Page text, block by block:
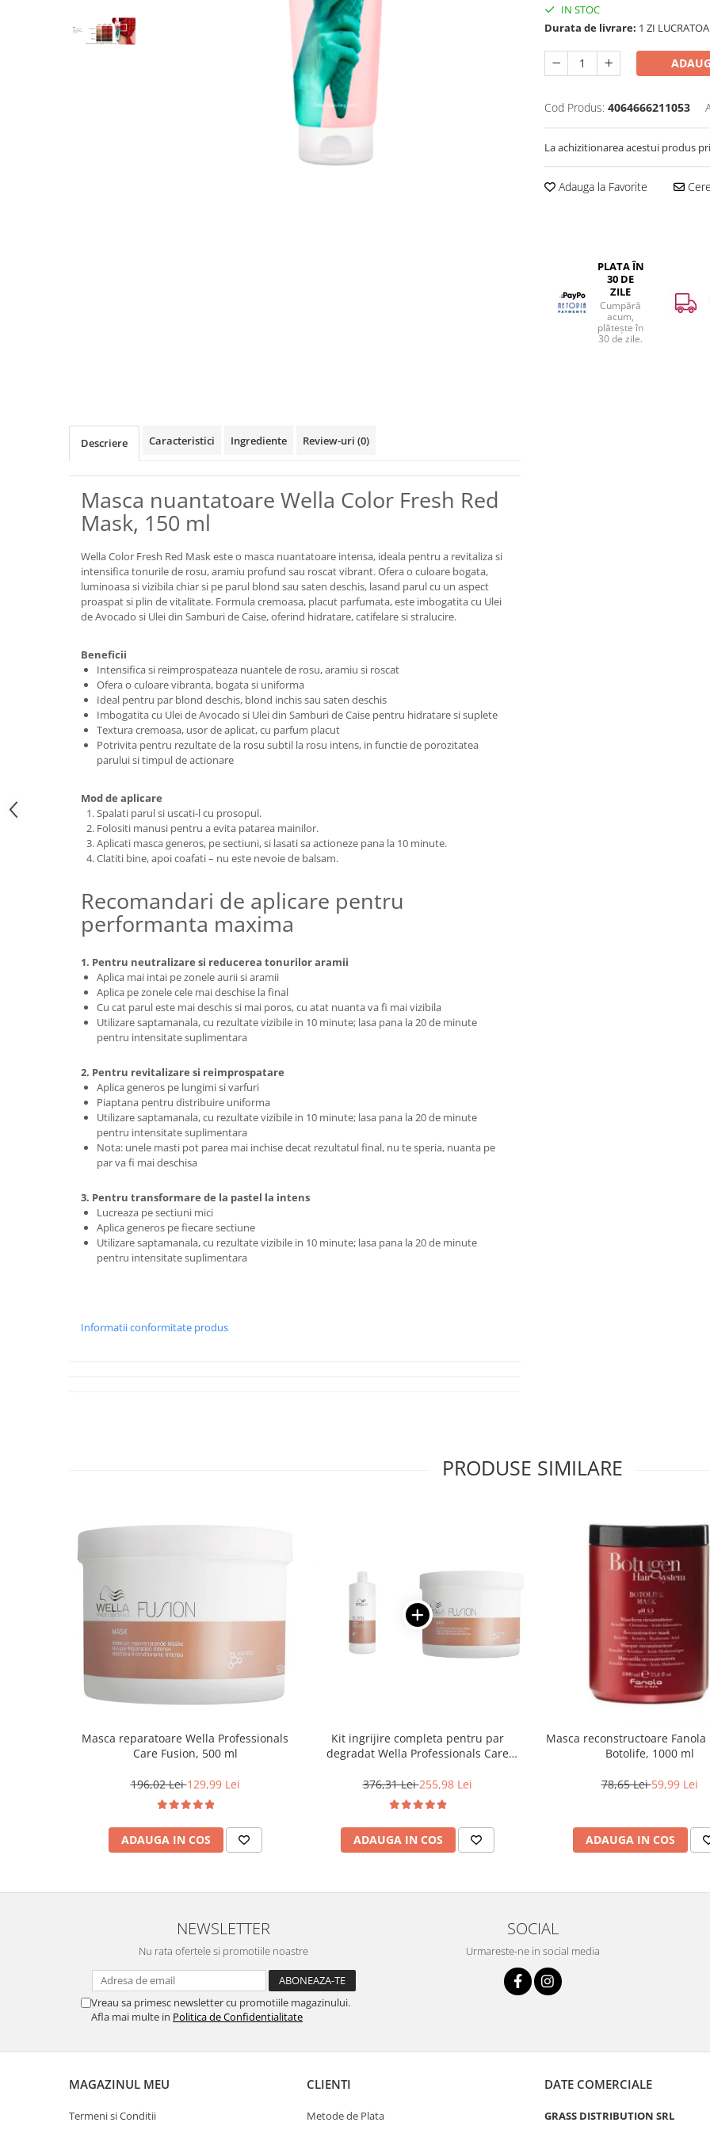
IN STOC
Durata de livrare: 1 ZI
Cod Produs: 4064666211053
La achizitionarea acestui produs
Adauga la Favorite
PLATA ÎN
30 DE
ZILE
Cumpără
acum,
plătește în
30 de zile.
Descriere Caracteristici Ingrediente Review-uri (0)
Masca nuantatoare Wella Color Fresh Red
Mask, 150 ml
Wella Color Fresh Red Mask este o masca nuantatoare intensa, ideala pentru a revitaliza si
intensifica tonurile de rosu, aramiu profund sau roscat vibrant. Ofera o culoare bogata,
luminoasa si vizibila chiar si pe parul blond sau saten deschis, lasand parul cu un aspect
proaspat si plin de vitalitate. Formula cremoasa, placut parfumata, este imbogatita cu Ulei
de Avocado si Ulei din Samburi de Caise, oferind hidratare, catifelare si stralucire.
Beneficii
Intensifica si reimprospateaza nuantele de rosu, aramiu si roscat
Ofera o culoare vibranta, bogata si uniforma
Ideal pentru par blond deschis, blond inchis sau saten deschis
Imbogatita cu Ulei de Avocado si Ulei din Samburi de Caise pentru hidratare si suplete
Textura cremoasa, usor de aplicat, cu parfum placut
Potrivita pentru rezultate de la rosu subtil la rosu intens, in functie de porozitatea
parului si timpul de actionare
Mod de aplicare
Spalati parul si uscati-l cu prosopul.
Folositi manusi pentru a evita patarea mainilor.
Aplicati masca generos, pe sectiuni, si lasati sa actioneze pana la 10 minute.
Clatiti bine, apoi coafati – nu este nevoie de balsam.
Recomandari de aplicare pentru
performanta maxima
1. Pentru neutralizare si reducerea tonurilor aramii
Aplica mai intai pe zonele aurii si aramii
Aplica pe zonele cele mai deschise la final
Cu cat parul este mai deschis si mai poros, cu atat nuanta va fi mai vizibila
Utilizare saptamanala, cu rezultate vizibile in 10 minute; lasa pana la 20 de minute
pentru intensitate suplimentara
2. Pentru revitalizare si reimprospatare
Aplica generos pe lungimi si varfuri
Piaptana pentru distribuire uniforma
Utilizare saptamanala, cu rezultate vizibile in 10 minute; lasa pana la 20 de minute
pentru intensitate suplimentara
Nota: unele masti pot parea mai inchise decat rezultatul final, nu te speria, nuanta pe
par va fi mai deschisa
3. Pentru transformare de la pastel la intens
Lucreaza pe sectiuni mici
Aplica generos pe fiecare sectiune
Utilizare saptamanala, cu rezultate vizibile in 10 minute; lasa pana la 20 de minute
pentru intensitate suplimentara
Informatii conformitate produs
PRODUSE SIMILARE
Masca reparatoare Wella Professionals
Care Fusion, 500 ml
196,02 Lei129,99 Lei
ADAUGA IN COS
Kit ingrijire completa pentru par
degradat Wella Professionals Care
376,31 Lei255,98 Lei
ADAUGA IN COS
Masca reconstructoare Fanola
Botolife, 1000 ml
78,65 Lei59,99 Lei
ADAUGA IN COS
NEWSLETTER
Nu rata ofertele si promotiile noastre
Vreau sa primesc newsletter cu promotiile magazinului.
Afla mai multe in Politica de Confidentialitate
SOCIAL
Urmareste-ne in social media
MAGAZINUL MEU
Termeni si Conditii
CLIENTI
Metode de Plata
DATE COMERCIALE
GRASS DISTRIBUTION SRL